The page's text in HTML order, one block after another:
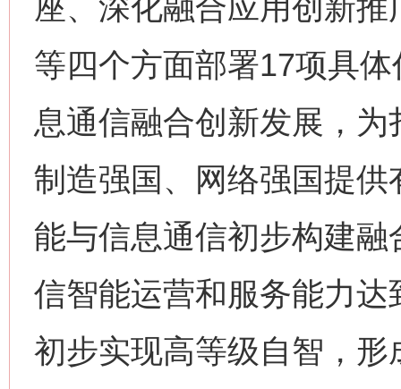
座、深化融合应用创新
等四个方面部署17项具
息通信融合创新发展，
制造强国、网络强国提
能与信息通信初步构建
信智能运营和服务能力
初步实现高等级自智，